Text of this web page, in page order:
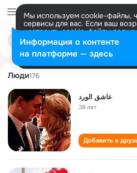
Мы используем cookie-файлы,
сервисы для вас. Если ваш
настроить cookie-файлы
представитель. Больше
Разрешить все Настроить
Поиск
людям
دموع الورد
Люди176
عاشق الورد
38 лет
Добавить в
Информация о контенте
на платформе — здесь